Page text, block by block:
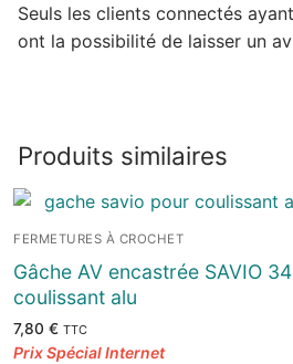
Seuls les clients connectés
ont la possibilité de laisser un
Produits similaires
FERMETURES À CROCHET
Gâche AV encastrée SAVIO
coulissant alu
7,80 € TTC